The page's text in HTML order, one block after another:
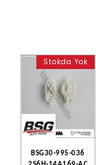
Stokda Yok
BSG30-995-036